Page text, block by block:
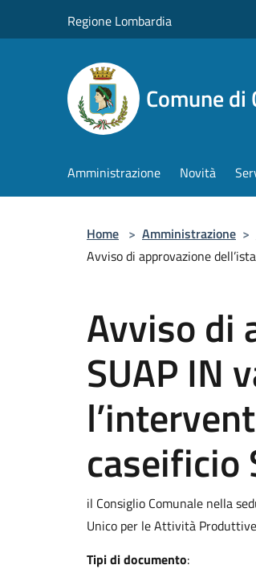
Regione Lombardia
Comune
Amministrazione Novità
Home > Amministrazione >
Avviso di approvazione
Avviso di
SUAP IN
caseificio
il Consiglio Comunale nella
Unico per le Attività Produttive
Tipi di documento: